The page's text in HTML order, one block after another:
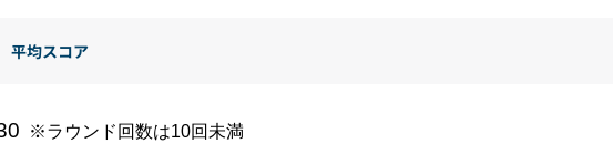
平均スコア
※ラウンド回数は10回未満